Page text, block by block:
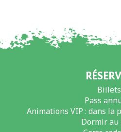
Billets
Pass
Animations VIP : dans la
Dormir au